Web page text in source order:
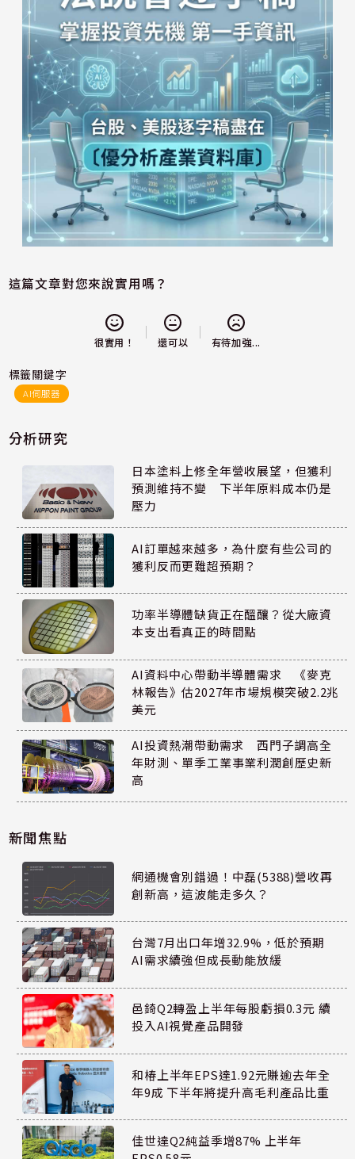
這篇文章對您來說實用嗎？
很實用！ 還可以 有待加強...
標籤關鍵字
AI伺服器
分析研究
日本塗料上修全年營收展望，但獲利
預測維持不變 下半年原料成本仍是
壓力
AI訂單越來越多，為什麼有些公司的
獲利反而更難超預期？
功率半導體缺貨正在醞釀？從大廠資
本支出看真正的時間點
AI資料中心帶動半導體需求 《麥克
林報告》估2027年市場規模突破2.2兆
美元
AI投資熱潮帶動需求 西門子調高全
年財測、單季工業事業利潤創歷史新
高
新聞焦點
網通機會別錯過！中磊(5388)營收再
創新高，這波能走多久？
台灣7月出口年增32.9%，低於預期
AI需求續強但成長動能放緩
邑錡Q2轉盈上半年每股虧損0.3元 續
投入AI視覺產品開發
和椿上半年EPS達1.92元賺逾去年全
年9成 下半年將提升高毛利產品比重
佳世達Q2純益季增87% 上半年